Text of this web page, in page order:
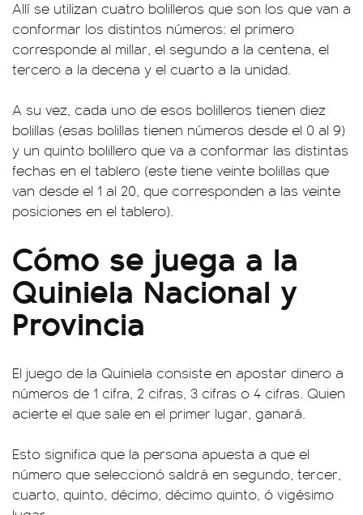
Allí se utilizan cuatro bolilleros que son los que van a
conformar los distintos números: el primero
corresponde al millar, el segundo a la centena, el
tercero a la decena y el cuarto a la unidad.
A su vez, cada uno de esos bolilleros tienen diez
bolillas (esas bolillas tienen números desde el 0 al 9)
y un quinto bolillero que va a conformar las distintas
fechas en el tablero (este tiene veinte bolillas que
van desde el 1 al 20, que corresponden a las veinte
posiciones en el tablero).
Cómo se juega a la
Quiniela Nacional y
Provincia
El juego de la Quiniela consiste en apostar dinero a
números de 1 cifra, 2 cifras, 3 cifras o 4 cifras. Quien
acierte el que sale en el primer lugar, ganará.
Esto significa que la persona apuesta a que el
número que seleccionó saldrá en segundo, tercer,
cuarto, quinto, décimo, décimo quinto, ó vigésimo